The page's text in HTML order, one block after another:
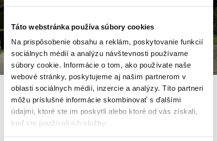
Táto webstránka používa súbory cookies
Na prispôsobenie obsahu a reklám, poskytovanie funkcií
sociálnych médií a analýzu návštevnosti používame
súbory cookie. Informácie o tom, ako používate naše
webové stránky, poskytujeme aj našim partnerom v
oblasti sociálnych médií, inzercie a analýzy. Títo partneri
môžu príslušné informácie skombinovať s ďalšími
údajmi, ktoré ste im poskytli alebo ktoré od vás získali,
keď ste používali ich služby.
Chaty na kozom hríbe
Chata, Lazy pod Makytou, Slovensko